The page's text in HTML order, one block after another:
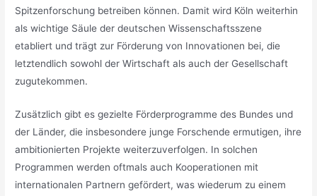
Spitzenforschung betreiben können. Damit wird Köln weiterhin
als wichtige Säule der deutschen Wissenschaftsszene
etabliert und trägt zur Förderung von Innovationen bei, die
letztendlich sowohl der Wirtschaft als auch der Gesellschaft
zugutekommen.
Zusätzlich gibt es gezielte Förderprogramme des Bundes und
der Länder, die insbesondere junge Forschende ermutigen, ihre
ambitionierten Projekte weiterzuverfolgen. In solchen
Programmen werden oftmals auch Kooperationen mit
internationalen Partnern gefördert, was wiederum zu einem